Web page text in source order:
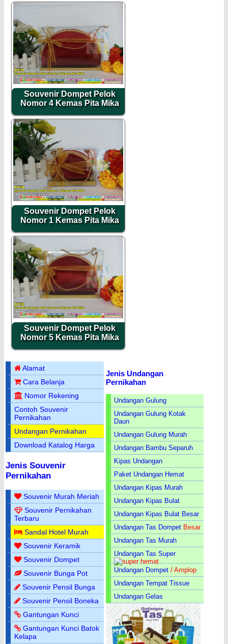
Souvenir Dompet Pelok
Nomor 4 Kemas Pita Mika
Souvenir Dompet Pelok
Nomor 1 Kemas Pita Mika
Souvenir Dompet Pelok
Nomor 5 Kemas Pita Mika
Alamat
Cara Belanja
Nomor Rekening
Contoh Souvenir
Pernikahan
Undangan Pernikahan
Download Katalog Harga
Jenis Souvenir
Pernikahan
Souvenir Murah Meriah
Souvenir Pernikahan
Terbaru
Sandal Hotel Murah
Souvenir Keramik
Souvenir Dompet
Souvenir Bunga Pot
Souvenir Pensil Bunga
Souvenir Pensil Boneka
Gantungan Kunci
Gantungan Kunci Batok
Kelapa
Jenis Undangan
Pernikahan
Undangan Gulung
Undangan Gulung Kotak
Daun
Undangan Gulung Murah
Undangan Bambu Separuh
Kipas Undangan
Paket Undangan Hemat
Undangan Kipas Murah
Undangan Kipas Bulat
Undangan Kipas Bulat Besar
Undangan Tas Dompet Besar
Undangan Tas Murah
Undangan Tas Super
Undangan Dompet / Amplop
Undangan Tempat Tissue
Undangan Gelas